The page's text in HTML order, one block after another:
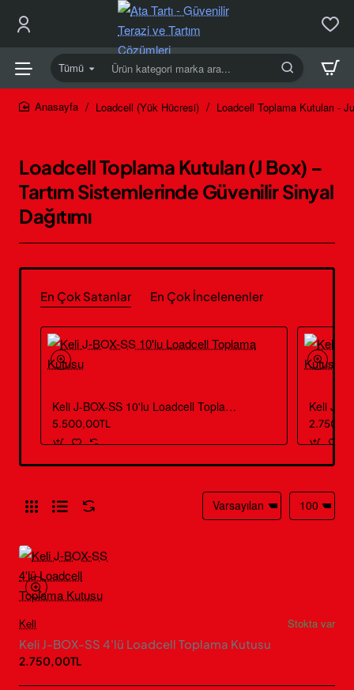
Tümü
Ürün
kategori
marka
Loadcell (Yük Hücresi) Loadcell Toplama Kutuları -
Loadcell Toplama Kutuları (J Box) –
Tartım Sistemlerinde Güvenilir Sinyal
Dağıtımı
En Çok Satanlar En Çok İncelenenler
Keli J-BOX-SS 10'lu Loadcell Toplama Kutusu
5.500,00TL
Keli
Stokta var
Keli J-BOX-SS 4'lü Loadcell Toplama Kutusu
2.750,00TL